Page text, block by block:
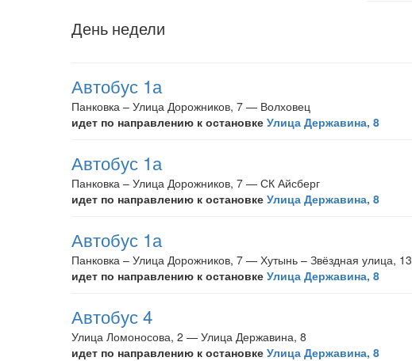
День недели
Автобус 1а
Панковка – Улица Дорожников, 7 — Волховец
идет по направлению к остановке Улица Державина, 8
Автобус 1а
Панковка – Улица Дорожников, 7 — СК Айсберг
идет по направлению к остановке Улица Державина, 8
Автобус 1а
Панковка – Улица Дорожников, 7 — Хутынь – Звёздная улица, 13
идет по направлению к остановке Улица Державина, 8
Автобус 4
Улица Ломоносова, 2 — Улица Державина, 8
идет по направлению к остановке Улица Державина, 8